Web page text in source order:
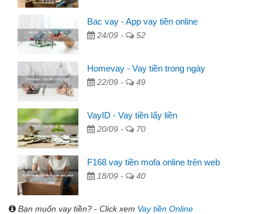
Bac vay - App vay tiền online
24/09 - 52
Homevay - Vay tiền trong ngày
22/09 - 49
VayID - Vay tiền lấy liền
20/09 - 70
F168 vay tiền mofa online trên web
18/09 - 40
Bạn muốn vay tiền? - Click xem Vay tiền Online